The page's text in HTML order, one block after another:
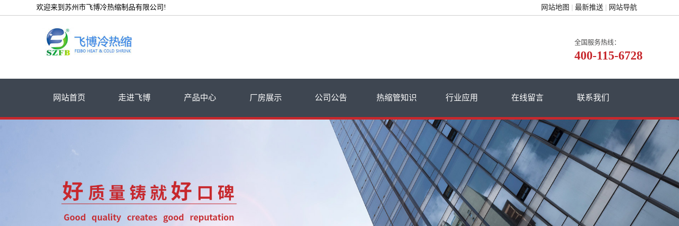
欢迎来到苏州市飞博冷热缩制品有限公司! 网站地图 最新推送 网站导航
全国服务热线：
400-115-6728
网站首页 走进飞博 产品中心
冷缩电缆附件
冷热缩绝缘管
其他冷热缩产品
厂房展示 公司公告
飞博动态
热缩管知识
常见问题
热缩管知识 行业应用 在线留言 联系我们